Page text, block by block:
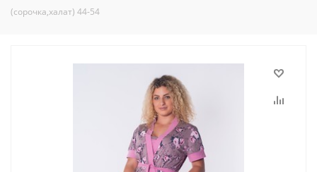
(сорочка,халат) 44-54